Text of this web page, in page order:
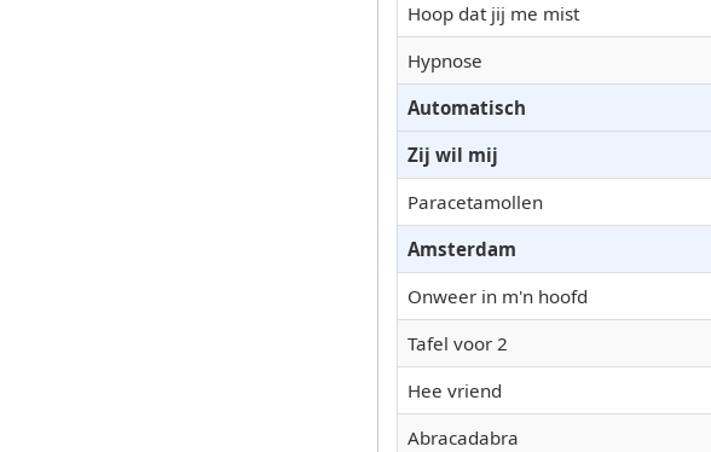
Hoop dat jij me mist
Hypnose
Automatisch
Zij wil mij
Paracetamollen
Amsterdam
Onweer in m'n hoofd
Tafel voor 2
Hee vriend
Abracadabra